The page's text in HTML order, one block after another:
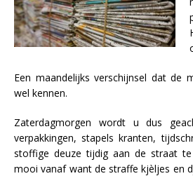
Een maandelijks verschijnsel dat de
wel kennen.
Zaterdagmorgen wordt u dus
verpakkingen, stapels kranten,
stoffige deuze tijdig aan de straat
mooi vanaf want de straffe kjèljes en